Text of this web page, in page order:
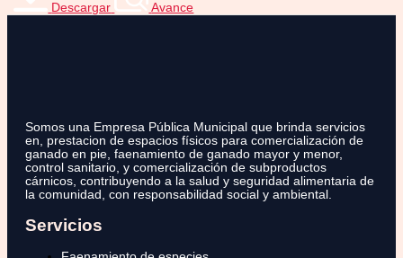
Descargar Avance
Somos una Empresa Pública Municipal que brinda servicios
en, prestacion de espacios físicos para comercialización de
ganado en pie, faenamiento de ganado mayor y menor,
control sanitario, y comercialización de subproductos
cárnicos, contribuyendo a la salud y seguridad alimentaria de
la comunidad, con responsabilidad social y ambiental.
Servicios